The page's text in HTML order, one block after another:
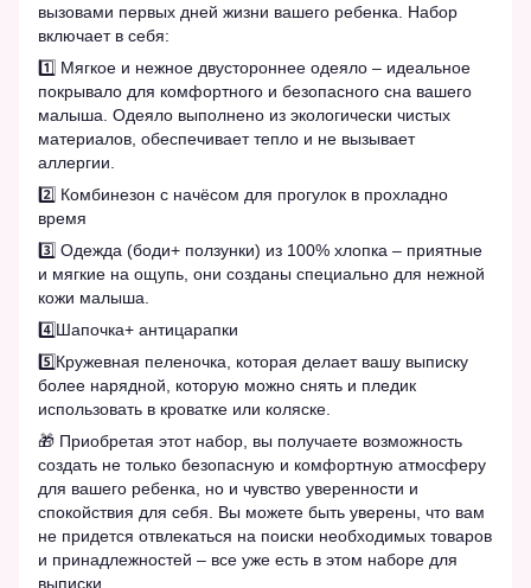
вызовами первых дней жизни вашего ребенка. Набор
включает в себя:
1️⃣ Мягкое и нежное двустороннее одеяло – идеальное
покрывало для комфортного и безопасного сна вашего
малыша. Одеяло выполнено из экологически чистых
материалов, обеспечивает тепло и не вызывает
аллергии.
2️⃣ Комбинезон с начёсом для прогулок в прохладно
время
3️⃣ Одежда (боди+ ползунки) из 100% хлопка – приятные
и мягкие на ощупь, они созданы специально для нежной
кожи малыша.
4️⃣Шапочка+ антицарапки
5️⃣Кружевная пеленочка, которая делает вашу выписку
более нарядной, которую можно снять и пледик
использовать в кроватке или коляске.
🎁 Приобретая этот набор, вы получаете возможность
создать не только безопасную и комфортную атмосферу
для вашего ребенка, но и чувство уверенности и
спокойствия для себя. Вы можете быть уверены, что вам
не придется отвлекаться на поиски необходимых товаров
и принадлежностей – все уже есть в этом наборе для
выписки